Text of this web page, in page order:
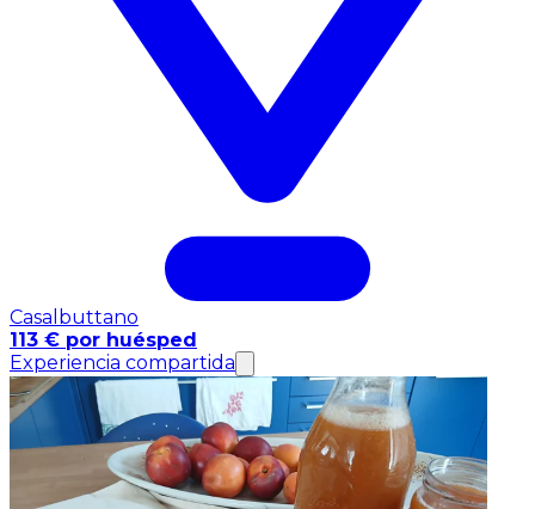
Casalbuttano
113 € por huésped
Experiencia compartida